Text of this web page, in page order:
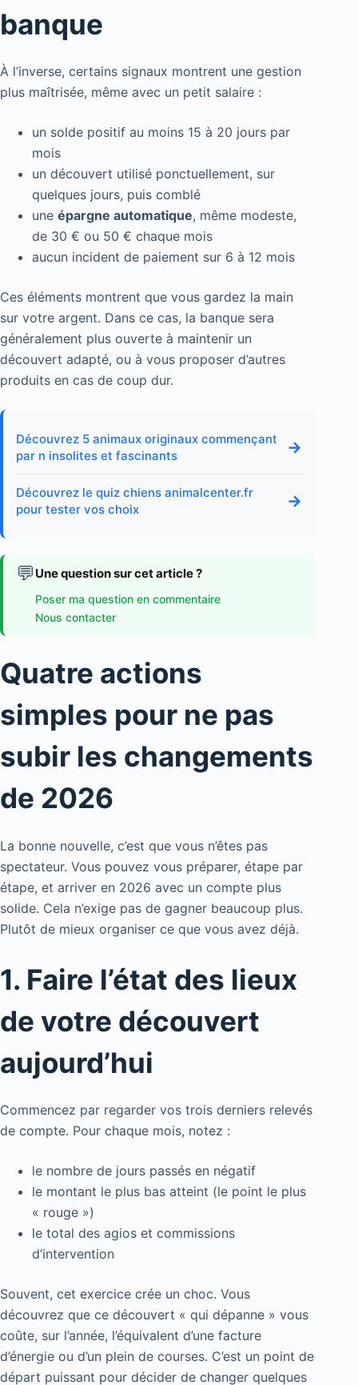
banque
À l’inverse, certains signaux montrent une gestion
plus maîtrisée, même avec un petit salaire :
un solde positif au moins 15 à 20 jours par
mois
un découvert utilisé ponctuellement, sur
quelques jours, puis comblé
une épargne automatique, même modeste,
de 30 € ou 50 € chaque mois
aucun incident de paiement sur 6 à 12 mois
Ces éléments montrent que vous gardez la main
sur votre argent. Dans ce cas, la banque sera
généralement plus ouverte à maintenir un
découvert adapté, ou à vous proposer d’autres
produits en cas de coup dur.
Découvrez 5 animaux originaux commençant
par n insolites et fascinants
→
Découvrez le quiz chiens animalcenter.fr
pour tester vos choix
→
💬 Une question sur cet article ?
Poser ma question en commentaire
Nous contacter
Quatre actions
simples pour ne pas
subir les changements
de 2026
La bonne nouvelle, c’est que vous n’êtes pas
spectateur. Vous pouvez vous préparer, étape par
étape, et arriver en 2026 avec un compte plus
solide. Cela n’exige pas de gagner beaucoup plus.
Plutôt de mieux organiser ce que vous avez déjà.
1. Faire l’état des lieux
de votre découvert
aujourd’hui
Commencez par regarder vos trois derniers relevés
de compte. Pour chaque mois, notez :
le nombre de jours passés en négatif
le montant le plus bas atteint (le point le plus
« rouge »)
le total des agios et commissions
d’intervention
Souvent, cet exercice crée un choc. Vous
découvrez que ce découvert « qui dépanne » vous
coûte, sur l’année, l’équivalent d’une facture
d’énergie ou d’un plein de courses. C’est un point de
départ puissant pour décider de changer quelques